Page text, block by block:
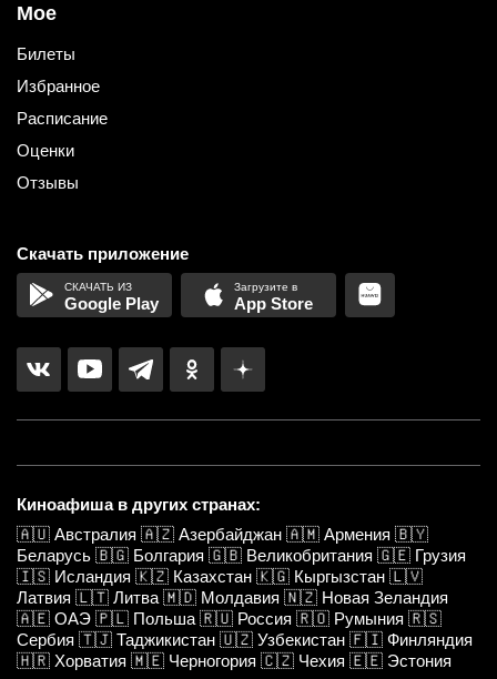
Мое
Билеты
Избранное
Расписание
Оценки
Отзывы
Скачать приложение
Google Play App Store
Киноафиша в других странах:
🇦🇺 Австралия 🇦🇿 Азербайджан 🇦🇲 Армения 🇧🇾
Беларусь 🇧🇬 Болгария 🇬🇧 Великобритания 🇬🇪 Грузия
🇮🇸 Исландия 🇰🇿 Казахстан 🇰🇬 Кыргызстан 🇱🇻
Латвия 🇱🇹 Литва 🇲🇩 Молдавия 🇳🇿 Новая Зеландия
🇦🇪 ОАЭ 🇵🇱 Польша 🇷🇺 Россия 🇷🇴 Румыния 🇷🇸
Сербия 🇹🇯 Таджикистан 🇺🇿 Узбекистан 🇫🇮 Финляндия
🇭🇷 Хорватия 🇲🇪 Черногория 🇨🇿 Чехия 🇪🇪 Эстония